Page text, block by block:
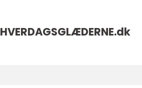
HVERDAGSGLÆDERNE.dk